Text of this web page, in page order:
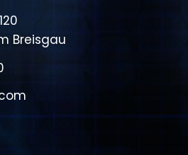
Breisgau